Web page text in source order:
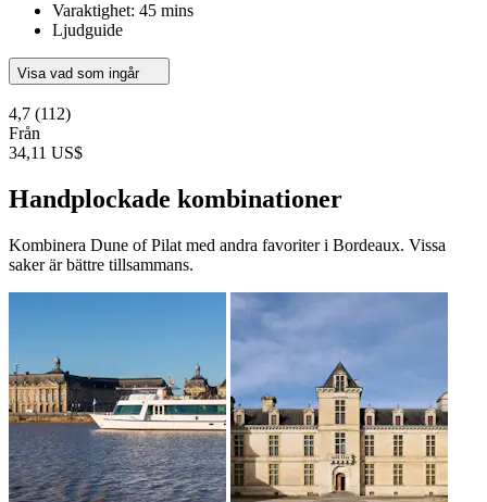
Varaktighet: 45 mins
Ljudguide
Visa vad som ingår
4,7 (112)
Från
34,11 US$
Handplockade kombinationer
Kombinera Dune of Pilat med andra favoriter i Bordeaux. Vissa
saker är bättre tillsammans.